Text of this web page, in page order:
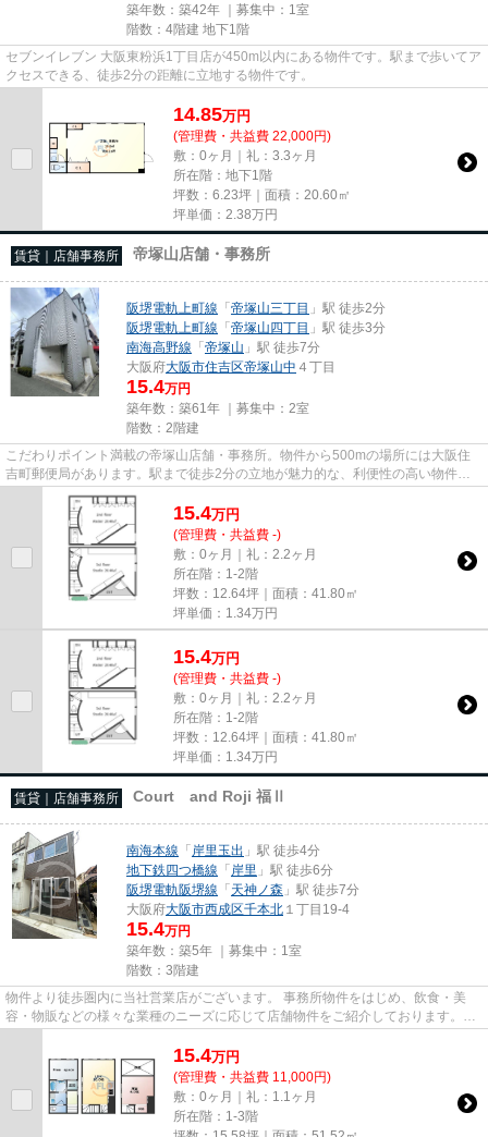
築年数：築42年 ｜募集中： 1室
階数：4階建 地下1階
セブンイレブン 大阪東粉浜1丁目店が450m以内にある物件です。駅まで歩いてア
クセスできる、徒歩2分の距離に立地する物件です。
14.85万円
(管理費・共益費 22,000円)
敷：0ヶ月｜礼：3.3ヶ月
所在階：地下1階
坪数：6.23坪｜面積：20.60㎡
坪単価： 2.38万円
賃貸｜店舗事務所 帝塚山店舗・事務所
阪堺電軌上町線 「帝塚山三丁目 」駅 徒歩2分
阪堺電軌上町線 「帝塚山四丁目 」駅 徒歩3分
南海高野線 「帝塚山 」駅 徒歩7分
大阪府大阪市住吉区帝塚山中 ４丁目
15.4万円
築年数：築61年 ｜募集中： 2室
階数：2階建
こだわりポイント満載の帝塚山店舗・事務所。物件から500mの場所には大阪住
吉町郵便局があります。駅まで徒歩2分の立地が魅力的な、利便性の高い物件で
す。駐車場まで300mの物件、いか...
15.4万円
(管理費・共益費 -)
敷：0ヶ月｜礼：2.2ヶ月
所在階：1-2階
坪数：12.64坪｜面積：41.80㎡
坪単価： 1.34万円
15.4万円
(管理費・共益費 -)
敷：0ヶ月｜礼：2.2ヶ月
所在階：1-2階
坪数：12.64坪｜面積：41.80㎡
坪単価： 1.34万円
賃貸｜店舗事務所 Court and Roji 福Ⅱ
南海本線 「 岸里玉出 」駅 徒歩4分
地下鉄四つ橋線 「 岸里 」駅 徒歩6分
阪堺電軌阪堺線 「天神ノ森 」駅 徒歩7分
大阪府大阪市西成区千本北 １丁目19-4
15.4万円
築年数：築5年 ｜募集中： 1室
階数：3階建
物件より徒歩圏内に当社営業店がございます。 事務所物件をはじめ、飲食・美
容・物販などの様々な業種のニーズに応じて店舗物件をご紹介しております。
尚、弊社ではおとり広告は一切...
15.4万円
(管理費・共益費 11,000円)
敷：0ヶ月｜礼：1.1ヶ月
所在階：1-3階